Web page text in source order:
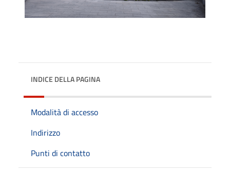
INDICE DELLA PAGINA
Modalità di accesso
Indirizzo
Punti di contatto